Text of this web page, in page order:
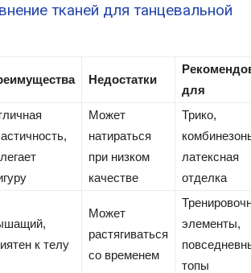
тканей для танцевальной
Недостатки
для
Может
натираться
при низком
качестве
Трико,
латексная
отделка
к телу
Может
растягиваться
со временем
элементы,
топы